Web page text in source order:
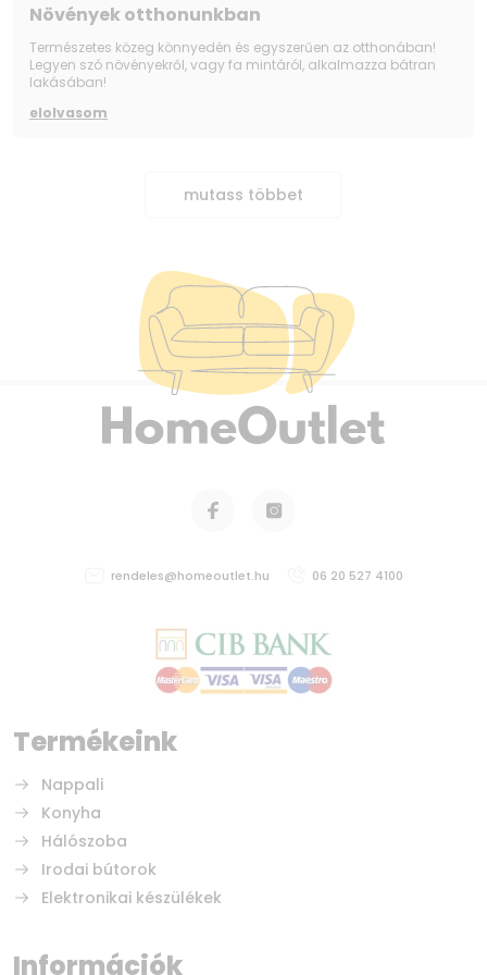
Növények otthonunkban
Természetes közeg könnyedén és egyszerűen az otthonában!
Legyen szó növényekről, vagy fa mintáról, alkalmazza bátran
lakásában!
elolvasom
mutass többet
Termékeink
Nappali
Konyha
Hálószoba
Irodai bútorok
Elektronikai készülékek
rendeles@homeoutlet.hu 06 20 527 4100
Információk